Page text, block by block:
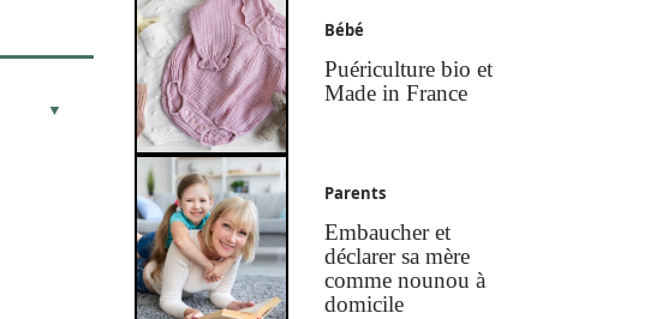
Bébé
Puériculture bio et
Made in France
Parents
Embaucher et
déclarer sa mère
comme nounou à
domicile